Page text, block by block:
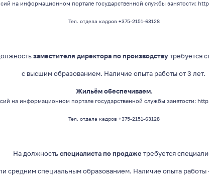
на информационном портале государственной службы занятости:
Тел. отдела кадров +375-2151-63128
заместителя директора по производствутребуется
с высшимобразованием. Наличие опыта работы от 3 лет.
Жильём обеспечиваем.
на информационном портале государственной службы занятости:
Тел. отдела кадров +375-2151-63128
На должностьспециалиста по продаже требуется
средним специальнымобразованием. Наличие опыта работы